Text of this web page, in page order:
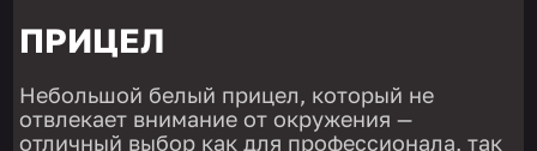
ПРИЦЕЛ
Небольшой белый прицел, который не
отвлекает внимание от окружения —
отличный выбор как для профессионала, так